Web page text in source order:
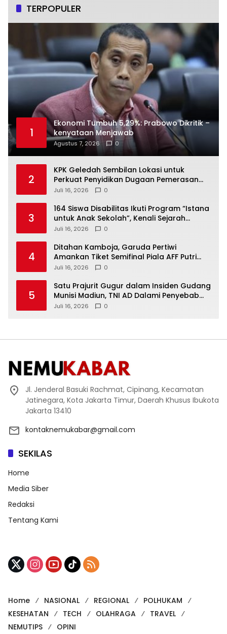
TERPOPULER
1
Ekonomi Tumbuh 5,29%: Prabowo Dikritik –
kenyataan Menjawab
Agustus 7, 2026 0
2
KPK Geledah Sembilan Lokasi untuk
Perkuat Penyidikan Dugaan Pemerasan
Bupati Sukoharjo Nonaktif
Juli 16, 2026 0
3
164 Siswa Disabilitas Ikuti Program “Istana
untuk Anak Sekolah”, Kenali Sejarah
Bangsa dan Pemerintahan
Juli 16, 2026 0
4
Ditahan Kamboja, Garuda Pertiwi
Amankan Tiket Semifinal Piala AFF Putri
2026
Juli 16, 2026 0
5
Satu Prajurit Gugur dalam Insiden Gudang
Munisi Madiun, TNI AD Dalami Penyebab
Ledakan
Juli 16, 2026 0
Jl. Jenderal Basuki Rachmat, Cipinang, Kecamatan
Jatinegara, Kota Jakarta Timur, Daerah Khusus Ibukota
Jakarta 13410
kontaknemukabar@gmail.com
SEKILAS
Home
Media Siber
Redaksi
Tentang Kami
Home NASIONAL REGIONAL
POLHUKAM
KESEHATAN
TECH OLAHRAGA
TRAVEL
NEMUTIPS
OPINI